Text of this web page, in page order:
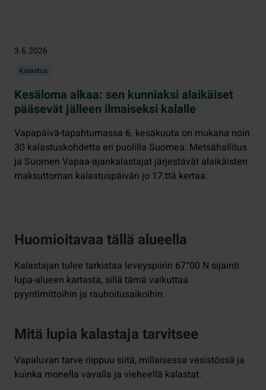
3.6.2026
Kalastus
Kesäloma alkaa: sen kunniaksi alaikäiset
pääsevät jälleen ilmaiseksi kalalle
Vapapäivä-tapahtumassa 6. kesäkuuta on mukana noin
30 kalastuskohdetta eri puolilla Suomea. Metsähallitus
ja Suomen Vapaa-ajankalastajat järjestävät alaikäisten
maksuttoman kalastuspäivän jo 17:ttä kertaa.
Huomioitavaa tällä alueella
Kalastajan tulee tarkistaa leveyspiirin 67°00 N sijainti
lupa-alueen kartasta, sillä tämä vaikuttaa
pyyntimittoihin ja rauhoitusaikoihin.
Mitä lupia kalastaja tarvitsee
Vapaluvan tarve riippuu siitä, millaisessa vesistössä ja
kuinka monella vavalla ja vieheellä kalastat.